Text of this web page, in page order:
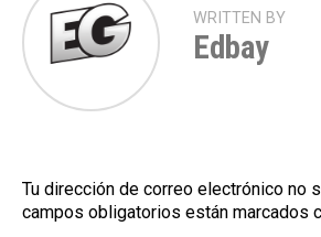
WRITTEN BY
Edbay
Tu dirección de correo electrónico no
campos obligatorios están marcados